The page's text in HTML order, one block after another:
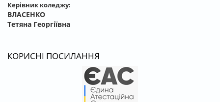
Керівник коледжу:
ВЛАСЕНКО
Тетяна Георгіївна
КОРИСНІ ПОСИЛАННЯ